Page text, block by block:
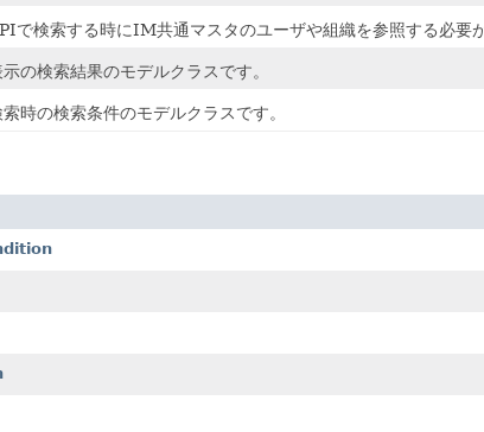
で検索する時にIM共通マスタのユーザや組織を参照する必要
の検索結果のモデルクラスです。
時の検索条件のモデルクラスです。